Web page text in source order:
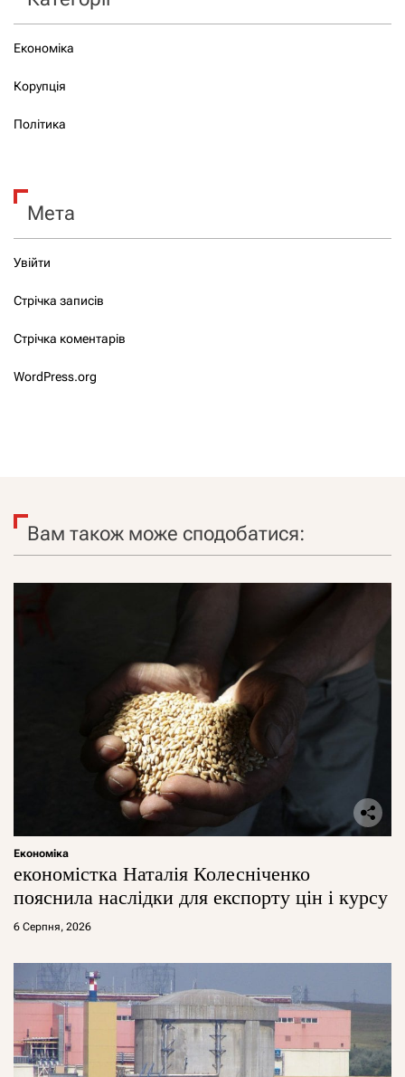
Економіка
Корупція
Політика
Мета
Увійти
Стрічка записів
Стрічка коментарів
WordPress.org
Вам також може сподобатися:
Економіка
економістка Наталія Колесніченко
пояснила наслідки для експорту цін і курсу
6 Серпня, 2026